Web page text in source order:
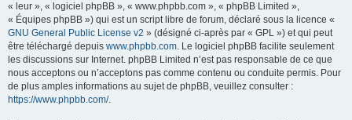
« leur », « logiciel phpBB », « www.phpbb.com », « phpBB Limited »,
« Équipes phpBB ») qui est un script libre de forum, déclaré sous la licence «
GNU General Public License v2 » (désigné ci-après par « GPL ») et qui peut
être téléchargé depuis www.phpbb.com. Le logiciel phpBB facilite seulement
les discussions sur Internet. phpBB Limited n’est pas responsable de ce que
nous acceptons ou n’acceptons pas comme contenu ou conduite permis. Pour
de plus amples informations au sujet de phpBB, veuillez consulter :
https://www.phpbb.com/.